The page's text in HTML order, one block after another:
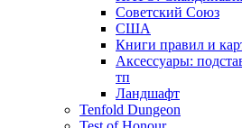
Советский Союз
США
Книги правил и
Аксессуары:
тп
Ландшафт
Tenfold Dungeon